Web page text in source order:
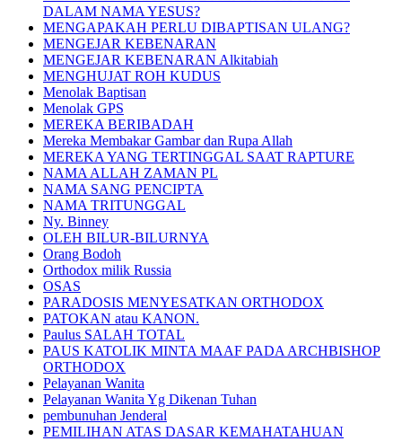
DALAM NAMA YESUS?
MENGAPAKAH PERLU DIBAPTISAN ULANG?
MENGEJAR KEBENARAN
MENGEJAR KEBENARAN Alkitabiah
MENGHUJAT ROH KUDUS
Menolak Baptisan
Menolak GPS
MEREKA BERIBADAH
Mereka Membakar Gambar dan Rupa Allah
MEREKA YANG TERTINGGAL SAAT RAPTURE
NAMA ALLAH ZAMAN PL
NAMA SANG PENCIPTA
NAMA TRITUNGGAL
Ny. Binney
OLEH BILUR-BILURNYA
Orang Bodoh
Orthodox milik Russia
OSAS
PARADOSIS MENYESATKAN ORTHODOX
PATOKAN atau KANON.
Paulus SALAH TOTAL
PAUS KATOLIK MINTA MAAF PADA ARCHBISHOP
ORTHODOX
Pelayanan Wanita
Pelayanan Wanita Yg Dikenan Tuhan
pembunuhan Jenderal
PEMILIHAN ATAS DASAR KEMAHATAHUAN